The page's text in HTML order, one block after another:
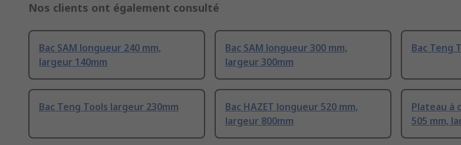
Nos clients ont également consulté
Bac SAM longueur 240 mm,
largeur 140mm
Bac SAM longueur 300 mm,
largeur 300mm
Bac Teng
Bac Teng Tools largeur 230mm
Bac HAZET longueur 520 mm,
largeur 800mm
Plateau à
505 mm,